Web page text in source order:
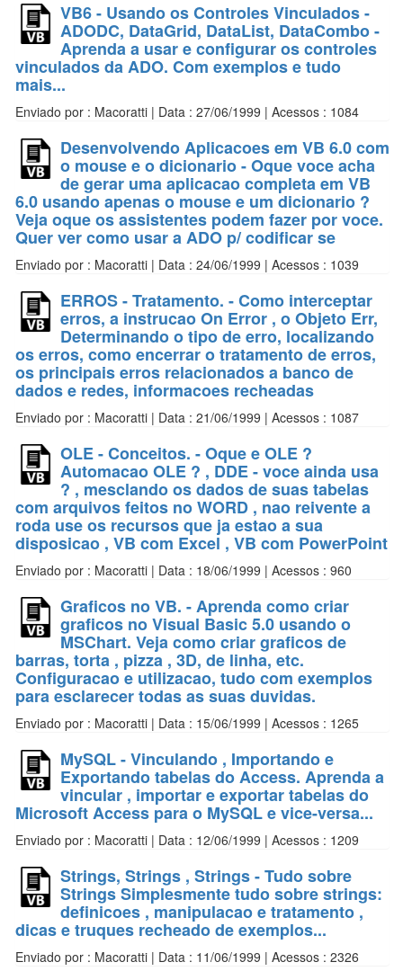
VB6 - Usando os Controles Vinculados -
ADODC, DataGrid, DataList, DataCombo -
Aprenda a usar e configurar os controles
vinculados da ADO. Com exemplos e tudo
mais...
Enviado por : Macoratti | Data : 27/06/1999 | Acessos : 1084
Desenvolvendo Aplicacoes em VB 6.0 com
o mouse e o dicionario - Oque voce acha
de gerar uma aplicacao completa em VB
6.0 usando apenas o mouse e um dicionario ?
Veja oque os assistentes podem fazer por voce.
Quer ver como usar a ADO p/ codificar se
Enviado por : Macoratti | Data : 24/06/1999 | Acessos : 1039
ERROS - Tratamento. - Como interceptar
erros, a instrucao On Error , o Objeto Err,
Determinando o tipo de erro, localizando
os erros, como encerrar o tratamento de erros,
os principais erros relacionados a banco de
dados e redes, informacoes recheadas
Enviado por : Macoratti | Data : 21/06/1999 | Acessos : 1087
OLE - Conceitos. - Oque e OLE ?
Automacao OLE ? , DDE - voce ainda usa
? , mesclando os dados de suas tabelas
com arquivos feitos no WORD , nao reivente a
roda use os recursos que ja estao a sua
disposicao , VB com Excel , VB com PowerPoint
Enviado por : Macoratti | Data : 18/06/1999 | Acessos : 960
Graficos no VB. - Aprenda como criar
graficos no Visual Basic 5.0 usando o
MSChart. Veja como criar graficos de
barras, torta , pizza , 3D, de linha, etc.
Configuracao e utilizacao, tudo com exemplos
para esclarecer todas as suas duvidas.
Enviado por : Macoratti | Data : 15/06/1999 | Acessos : 1265
MySQL - Vinculando , Importando e
Exportando tabelas do Access. Aprenda a
vincular , importar e exportar tabelas do
Microsoft Access para o MySQL e vice-versa...
Enviado por : Macoratti | Data : 12/06/1999 | Acessos : 1209
Strings, Strings , Strings - Tudo sobre
Strings Simplesmente tudo sobre strings:
definicoes , manipulacao e tratamento ,
dicas e truques recheado de exemplos...
Enviado por : Macoratti | Data : 11/06/1999 | Acessos : 2326